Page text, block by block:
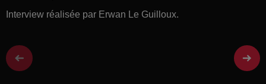
Interview réalisée par Erwan Le Guilloux.